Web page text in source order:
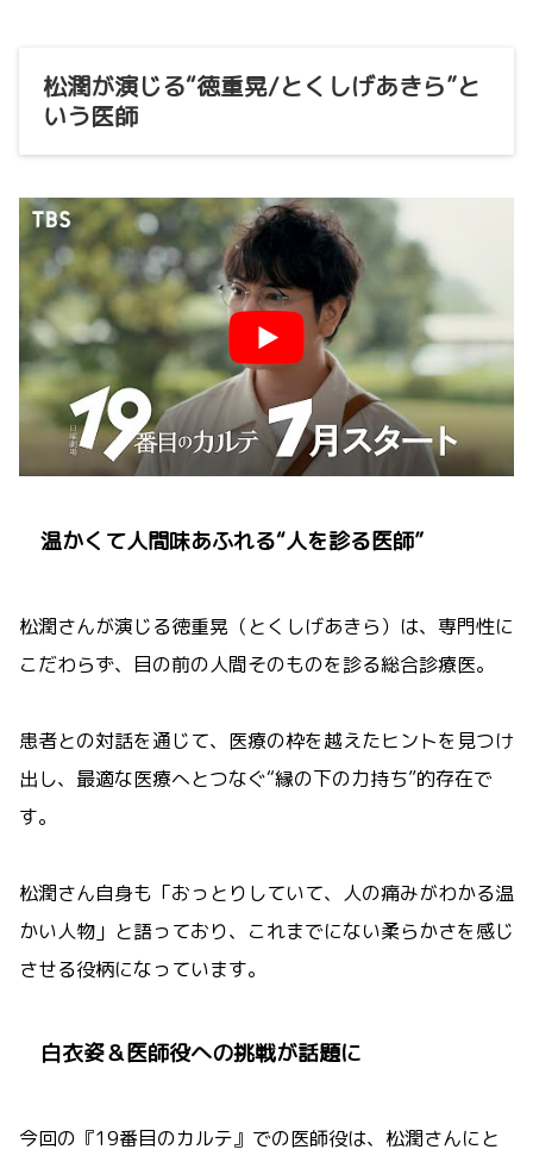
松潤が演じる“徳重晃/とくしげあきら”と
いう医師
温かくて人間味あふれる“人を診る医師”
松潤さんが演じる徳重晃（とくしげあきら）は、専門性に
こだわらず、目の前の人間そのものを診る総合診療医。
患者との対話を通じて、医療の枠を越えたヒントを見つけ
出し、最適な医療へとつなぐ“縁の下の力持ち”的存在で
す。
松潤さん自身も「おっとりしていて、人の痛みがわかる温
かい人物」と語っており、これまでにない柔らかさを感じ
させる役柄になっています。
白衣姿＆医師役への挑戦が話題に
今回の『19番目のカルテ』での医師役は、松潤さんにと